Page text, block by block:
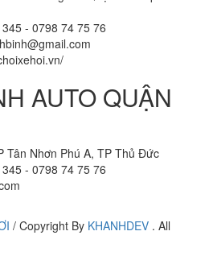
- 0798 74 75 76
AUTO QUẬN
Tân Nhơn Phú A, TP Thủ Đức
- 0798 74 75 76
/ Copyright By KHANHDEV . All